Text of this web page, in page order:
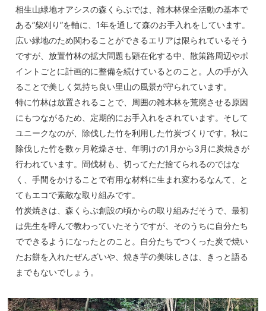
相生山緑地オアシスの森くらぶでは、雑木林保全活動の基本で
ある”柴刈り”を軸に、1年を通して森のお手入れをしています。
広い緑地のため関わることができるエリアは限られているそう
ですが、放置竹林の拡大問題も顕在化する中、散策路周辺やポ
イントごとに計画的に整備を続けているとのこと。人の手が入
ることで美しく気持ち良い里山の風景が守られています。
特に竹林は放置されることで、周囲の雑木林を荒廃させる原因
にもつながるため、定期的にお手入れをされています。そして
ユニークなのが、除伐した竹を利用した竹炭づくりです。秋に
除伐した竹を数ヶ月乾燥させ、年明けの1月から3月に炭焼きが
行われています。間伐材も、切ってただ捨てられるのではな
く、手間をかけることで有用な材料に生まれ変わるなんて、と
てもエコで素敵な取り組みです。
竹炭焼きは、森くらぶ創設の頃からの取り組みだそうで、最初
は先生を呼んで教わっていたそうですが、そのうちに自分たち
でできるようになったとのこと。自分たちでつくった炭で焼い
たお餅を入れたぜんざいや、焼き芋の美味しさは、きっと語る
までもないでしょう。